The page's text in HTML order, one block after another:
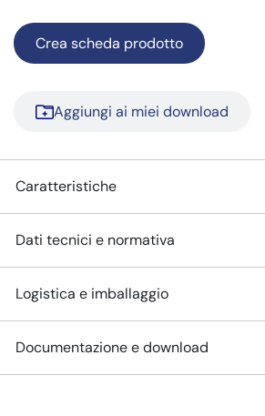
Crea scheda prodotto
Aggiungi ai miei download
Caratteristiche
Dati tecnici e normativa
Logistica e imballaggio
Documentazione e download